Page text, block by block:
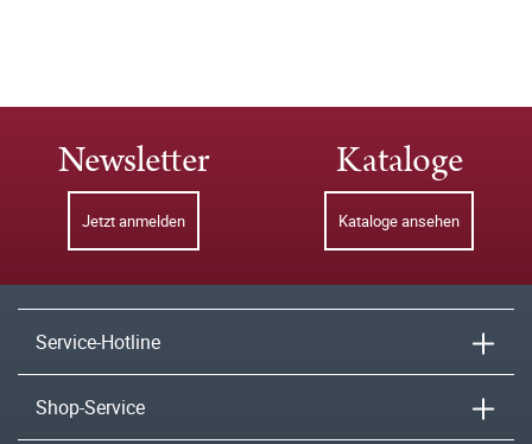
Newsletter
Jetzt anmelden
Kataloge
Kataloge ansehen
Service-Hotline
Shop-Service